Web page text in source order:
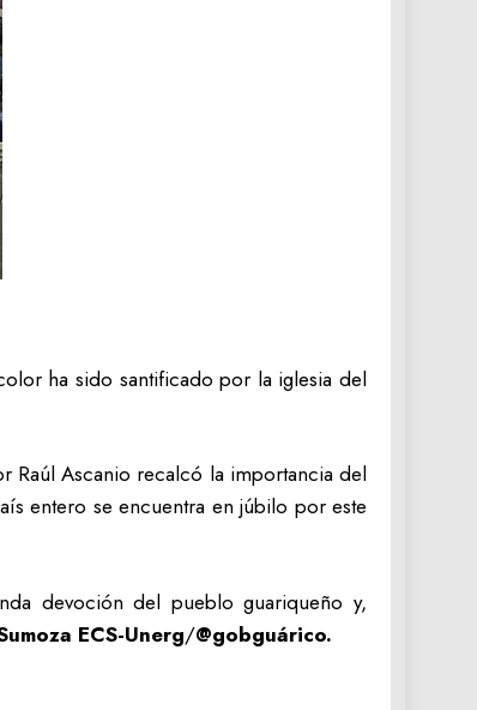
ha sido santificado por la iglesia del
Raúl Ascanio recalcó la importancia del
entero se encuentra en júbilo por este
devoción del pueblo guariqueño y,
ECS-Unerg/@gobguárico.